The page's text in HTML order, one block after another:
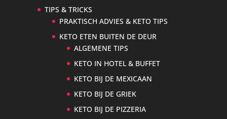
TIPS & TRICKS
PRAKTISCH ADVIES & KETO TIPS
KETO ETEN BUITEN DE DEUR
ALGEMENE TIPS
KETO IN HOTEL & BUFFET
KETO BIJ DE MEXICAAN
KETO BIJ DE GRIEK
KETO BIJ DE PIZZERIA